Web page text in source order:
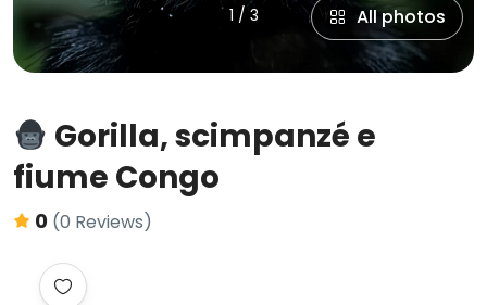
1 / 3 All photos
Gorilla, scimpanzé e
fiume Congo
0 (0 Reviews)